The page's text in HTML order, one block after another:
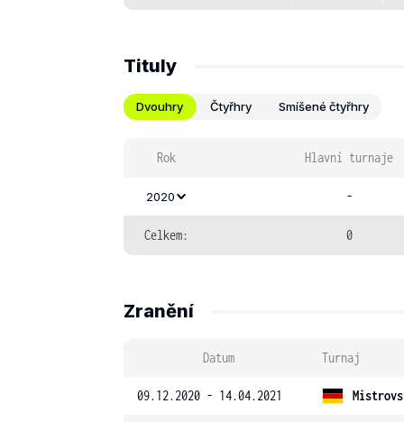
Tituly
Dvouhry Čtyřhry Smíšené čtyřhry
Rok Hlavní turnaje
2020 -
Celkem: 0
Zranění
Datum Turnaj
09.12.2020 - 14.04.2021